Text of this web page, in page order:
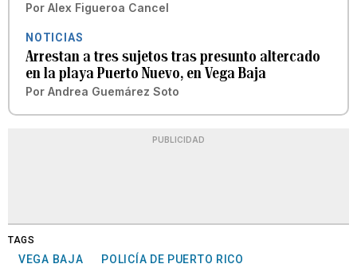
Por Alex Figueroa Cancel
NOTICIAS
Arrestan a tres sujetos tras presunto altercado
en la playa Puerto Nuevo, en Vega Baja
Por Andrea Guemárez Soto
PUBLICIDAD
TAGS
VEGA BAJA
POLICÍA DE PUERTO RICO